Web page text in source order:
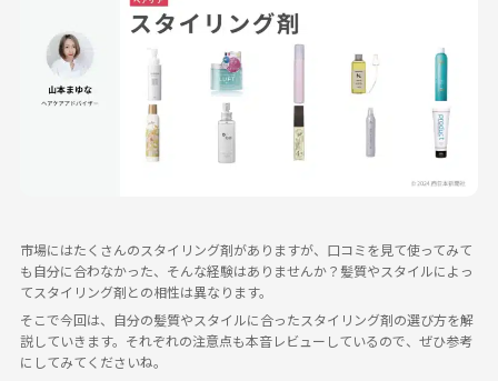
市場にはたくさんのスタイリング剤がありますが、口コミを見て使ってみて
も自分に合わなかった、そんな経験はありませんか？髪質やスタイルによっ
てスタイリング剤との相性は異なります。
そこで今回は、自分の髪質やスタイルに合ったスタイリング剤の選び方を解
説していきます。それぞれの注意点も本音レビューしているので、ぜひ参考
にしてみてくださいね。